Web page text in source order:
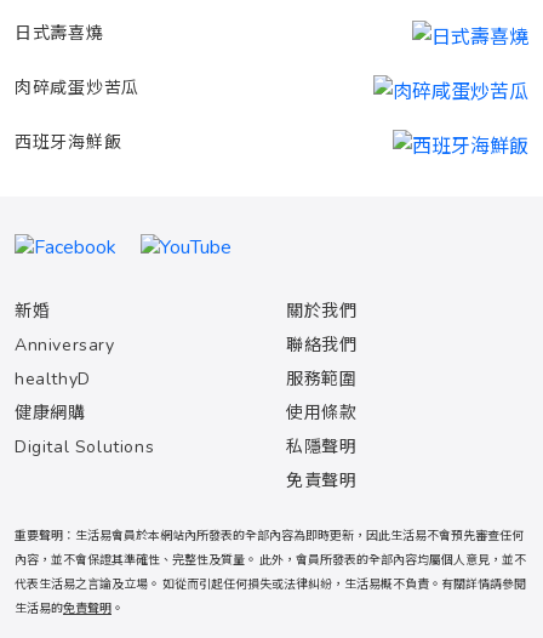
日式壽喜燒
肉碎咸蛋炒苦瓜
西班牙海鮮飯
新婚
Anniversary
healthyD
健康網購
Digital Solutions
關於我們
聯絡我們
服務範圍
使用條款
私隱聲明
免責聲明
重要聲明：生活易會員於本網站內所發表的全部內容為即時更新，因此生活易不會預先審查任何
內容，並不會保證其準確性、完整性及質量。 此外，會員所發表的全部內容均屬個人意見，並不
代表生活易之言論及立場。 如從而引起任何損失或法律糾紛，生活易概不負責。有關詳情請參閱
生活易的免責聲明 。